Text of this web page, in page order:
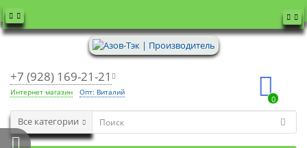
+7 (928) 169-21-21
Интернет магазин Опт: Виталий
0
Все категории